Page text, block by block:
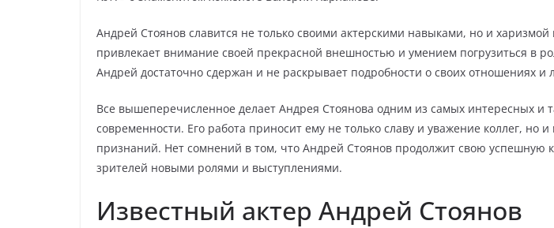
Андрей Стоянов славится не только своими актерскими навыками, но и
привлекает внимание своей прекрасной внешностью и умением погрузиться в
Андрей достаточно сдержан и не раскрывает подробности о своих отношениях и
Все вышеперечисленное делает Андрея Стоянова одним из самых интересных и
современности. Его работа приносит ему не только славу и уважение коллег, но
признаний. Нет сомнений в том, что Андрей Стоянов продолжит свою успешную
зрителей новыми ролями и выступлениями.
Известный актер Андрей Стоянов